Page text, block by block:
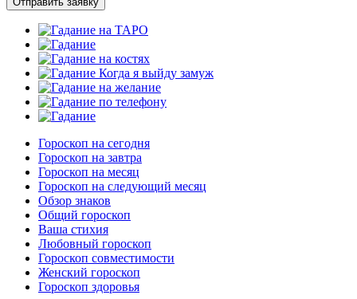
Гороскоп на сегодня
Гороскоп на завтра
Гороскоп на месяц
Гороскоп на следующий месяц
Обзор знаков
Общий гороскоп
Ваша стихия
Любовный гороскоп
Гороскоп совместимости
Женский гороскоп
Гороскоп здоровья